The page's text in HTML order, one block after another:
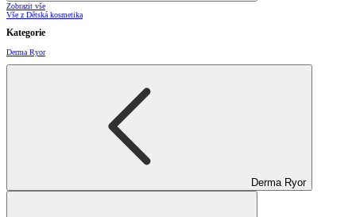
Zobrazit vše
Vše z Dětská kosmetika
Kategorie
Derma Ryor
Derma Ryor